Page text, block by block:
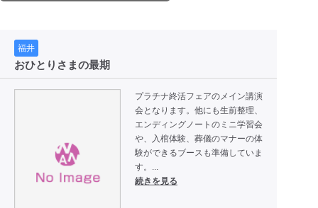
福井
おひとりさまの最期
プラチナ終活フェアのメイン講演
会となります。他にも生前整理、
エンディングノートのミニ学習会
や、入棺体験、葬儀のマナーの体
験ができるブースも準備していま
す。...
続きを見る